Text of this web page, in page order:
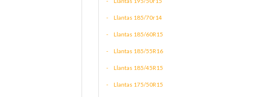
Llantas 185/70r14
Llantas 185/60R15
Llantas 185/55R16
Llantas 185/45R15
Llantas 175/50R15